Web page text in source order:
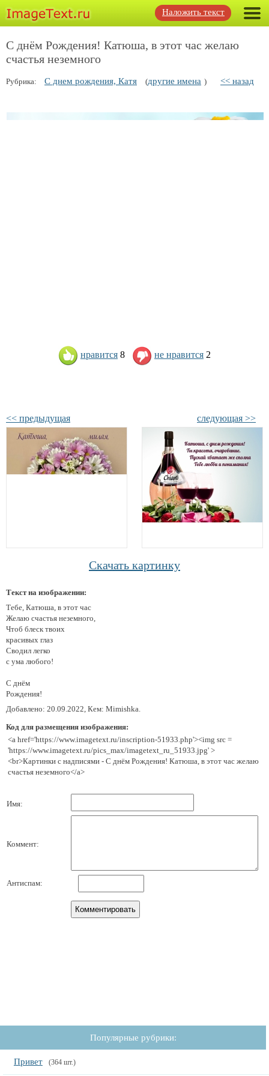
Наложить текст
С днём Рождения! Катюша, в этот час желаю
счастья неземного
Рубрика: С днем рождения, Катя (другие имена ) << назад
нравится 8 не нравится 2
<< предыдущая следующая >>
Скачать картинку
Текст на изображении:
Тебе, Катюша, в этот час
Желаю счастья неземного,
Чтоб блеск твоих
красивых глаз
Сводил легко
с ума любого!
С днём
Рождения!
Добавлено: 20.09.2022, Кем: Mimishka.
Код для размещения изображения:
<a href='https://www.imagetext.ru/inscription-51933.php'><img src =
'https://www.imagetext.ru/pics_max/imagetext_ru_51933.jpg' >
<br>Картинки с надписями - С днём Рождения! Катюша, в этот час желаю
счастья неземного</a>
Имя:
Коммент:
Антиспам:
Популярные рубрики:
Привет (364 шт.)